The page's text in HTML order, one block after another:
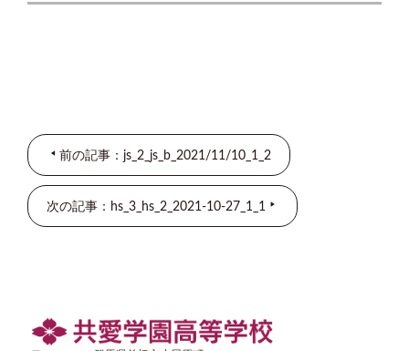
前の記事：js_2_js_b_2021/11/10_1_2
次の記事：hs_3_hs_2_2021-10-27_1_1